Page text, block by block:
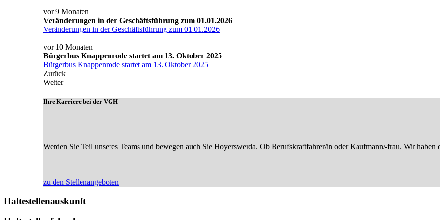
vor 9 Monaten
Veränderungen in der Geschäftsführung zum 01.01.2026
Veränderungen in der Geschäftsführung zum 01.01.2026
vor 10 Monaten
Bürgerbus Knappenrode startet am 13. Oktober 2025
Bürgerbus Knappenrode startet am 13. Oktober 2025
Zurück
Weiter
Ihre Karriere bei der VGH
Werden Sie Teil unseres Teams und bewegen auch Sie Hoyerswerda. Ob Berufskraftfahrer/in oder Kaufmann/-frau. Wir haben
zu den Stellenangeboten
Haltestellenauskunft